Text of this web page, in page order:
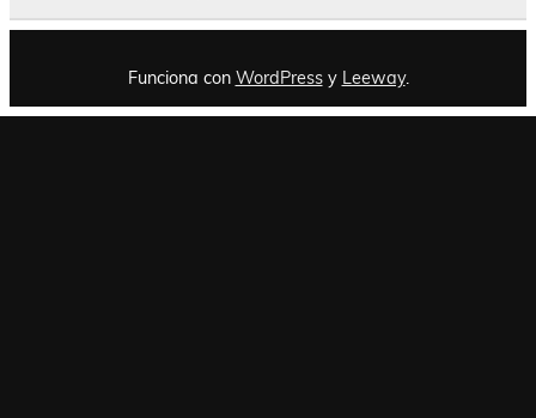
Funciona con WordPressy Leeway.